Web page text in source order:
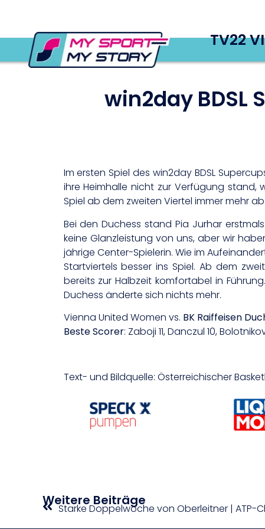
TV22
win2day BDSL
Im ersten Spiel des win2day BDSL
ihre Heimhalle nicht zur Verfügung stand,
Spiel ab dem zweiten Viertel immer mehr
Bei den Duchess stand Pia Jurhar
keine Glanzleistung von uns, aber wir
jährige Center-Spielerin. Wie im
Startviertels besser ins Spiel. Ab dem
bereits zur Halbzeit komfortabel in
Duchess änderte sich nichts mehr.
Vienna United Women vs. BK Raiffeisen
Beste Scorer: Zaboji 11, Danczul 10,
Text- und Bildquelle: Österreichischer
Weitere Beiträge
Starke Doppelwoche von Oberleitner | ATP-